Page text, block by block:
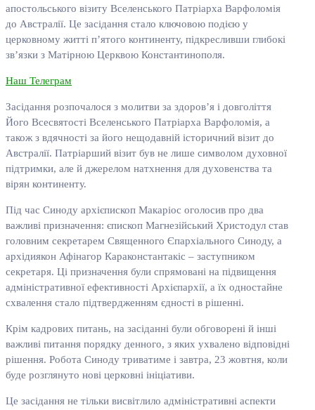
апостольського візиту Вселенського Патріарха Варфоломія
до Австралії. Це засідання стало ключовою подією у
церковному житті п’ятого континенту, підкресливши глибокі
зв’язки з Матірною Церквою Константинополя.
Наш Телеграм
Засідання розпочалося з молитви за здоров’я і довголіття
Його Всесвятості Вселенського Патріарха Варфоломія, а
також з вдячності за його нещодавній історичний візит до
Австралії. Патріарший візит був не лише символом духовної
підтримки, але й джерелом натхнення для духовенства та
вірян континенту.
Під час Синоду архієпископ Макаріос оголосив про два
важливі призначення: єпископ Магнезійський Христодул став
головним секретарем Священного Єпархіального Синоду, а
архідиякон Афінагор Караконстантакіс – заступником
секретаря. Ці призначення були спрямовані на підвищення
адміністративної ефективності Архієпархії, а їх одностайне
схвалення стало підтвердженням єдності в рішенні.
Крім кадрових питань, на засіданні були обговорені й інші
важливі питання порядку денного, з яких ухвалено відповідні
рішення. Робота Синоду триватиме і завтра, 23 жовтня, коли
буде розглянуто нові церковні ініціативи.
Це засідання не тільки висвітлило адміністративні аспекти